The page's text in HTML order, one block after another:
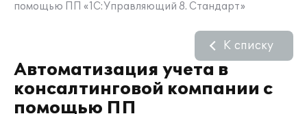
помощью ПП «1С:Управляющий 8. Стандарт»
Автоматизация учета в
консалтинговой компании с
помощью ПП
К списку